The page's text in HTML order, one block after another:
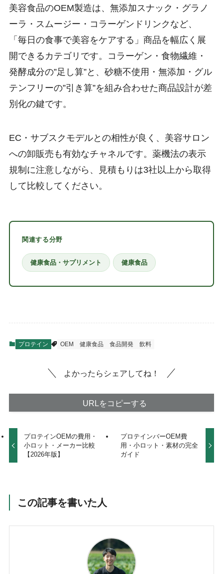
美容食品のOEM製造は、無添加スナック・グラノ
ーラ・スムージー・コラーゲンドリンクなど、
「毎日の食事で美容をケアする」商品を幅広く展
開できるカテゴリです。コラーゲン・食物繊維・
発酵成分の”足し算”と、砂糖不使用・無添加・グル
テンフリーの”引き算”を組み合わせた商品設計が差
別化の鍵です。
EC・サブスクモデルとの相性が良く、美容サロン
への卸販売も有効なチャネルです。薬機法の表示
規制に注意しながら、見積もりは3社以上から取得
して比較してください。
関連する分野
健康食品・サプリメント 健康食品
プロテイン OEM 健康食品 食品開発 飲料
よかったらシェアしてね！
URLをコピーする
プロテインOEMの費用・
小ロット・メーカー比較
【2026年版】
プロテインバーOEM費
用・小ロット・素材の完全
ガイド
この記事を書いた人